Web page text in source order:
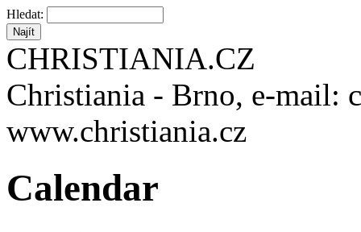
Hledat:
CHRISTIANIA.CZ
Christiania - Brno, e-mail:
www.christiania.cz
Calendar